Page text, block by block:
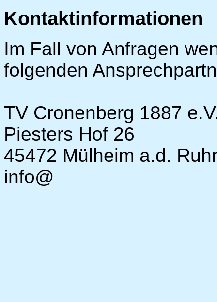
Kontaktinformationen
Im Fall von Anfragen
folgenden
TV Cronenberg 1887
Piesters Hof 26
45472 Mülheim a.d.
info@